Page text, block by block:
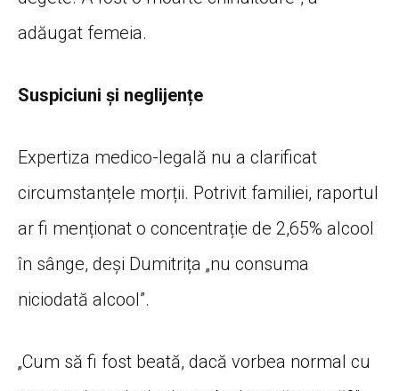
adăugat femeia.
Suspiciuni și neglijențe
Expertiza medico-legală nu a clarificat
circumstanțele morții. Potrivit familiei, raportul
ar fi menționat o concentrație de 2,65% alcool
în sânge, deși Dumitrița „nu consuma
niciodată alcool”.
„Cum să fi fost beată, dacă vorbea normal cu